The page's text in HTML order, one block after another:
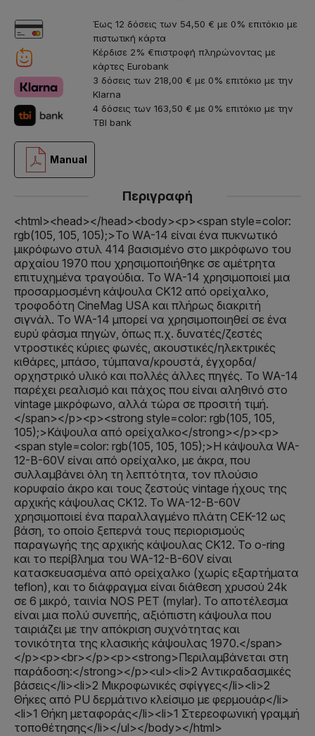
Έως 12 δόσεις των 54,50 € με 0% επιτόκιο με
πιστωτική κάρτα
Κέρδισε 2% €πιστροφή πληρώνοντας με
κάρτες Eurobank
3 δόσεις των 218,00 € με 0% επιτόκιο με την
Klarna
4 δόσεις των 163,50 € με 0% επιτόκιο με την
TBI bank
Manual
Περιγραφή
<html><head></head><body><p><span style=color:
rgb(105, 105, 105);>Το WA-14 είναι ένα πυκνωτικό
μικρόφωνο στυλ 414 βασισμένο στο μικρόφωνο του
αρχαίου 1970 που χρησιμοποιήθηκε σε αμέτρητα
επιτυχημένα τραγούδια. Το WA-14 χρησιμοποιεί μια
προσαρμοσμένη κάψουλα CK12 από ορείχαλκο,
τροφοδότη CineMag USA και πλήρως διακριτή
σιγνάλ. Το WA-14 μπορεί να χρησιμοποιηθεί σε ένα
ευρύ φάσμα πηγών, όπως π.χ. δυνατές/ζεστές
ντροστικές κύριες φωνές, ακουστικές/ηλεκτρικές
κιθάρες, μπάσο, τύμπανα/κρουστά, έγχορδα/
ορχηστρικό υλικό και πολλές άλλες πηγές. Το WA-14
παρέχει ρεαλισμό και πάχος που είναι αληθινό στο
vintage μικρόφωνο, αλλά τώρα σε προσιτή τιμή.
</span></p><p><strong style=color: rgb(105, 105,
105);>Κάψουλα από ορείχαλκο</strong></p><p>
<span style=color: rgb(105, 105, 105);>Η κάψουλα WA-
12-B-60V είναι από ορείχαλκο, με άκρα, που
συλλαμβάνει όλη τη λεπτότητα, τον πλούσιο
κορυφαίο άκρο και τους ζεστούς vintage ήχους της
αρχικής κάψουλας CK12. Το WA-12-B-60V
χρησιμοποιεί ένα παραλλαγμένο πλάτη CEK-12 ως
βάση, το οποίο ξεπερνά τους περιορισμούς
παραγωγής της αρχικής κάψουλας CK12. Το o-ring
και το περίβλημα του WA-12-B-60V είναι
κατασκευασμένα από ορείχαλκο (χωρίς εξαρτήματα
teflon), και το διάφραγμα είναι διάθεση χρυσού 24k
σε 6 μικρό, ταινία NOS PET (mylar). Το αποτέλεσμα
είναι μια πολύ συνεπής, αξιόπιστη κάψουλα που
ταιριάζει με την απόκριση συχνότητας και
τονικότητα της κλασικής κάψουλας 1970.</span>
</p><p><br></p><p><strong>Περιλαμβάνεται στη
παράδοση:</strong></p><ul><li>2 Αντικραδασμικές
βάσεις</li><li>2 Μικροφωνικές σφίγγες</li><li>2
Θήκες από PU δερμάτινο κλείσιμο με φερμουάρ</li>
<li>1 Θήκη μεταφοράς</li><li>1 Στερεοφωνική γραμμή
τοποθέτησης</li></ul></body></html>